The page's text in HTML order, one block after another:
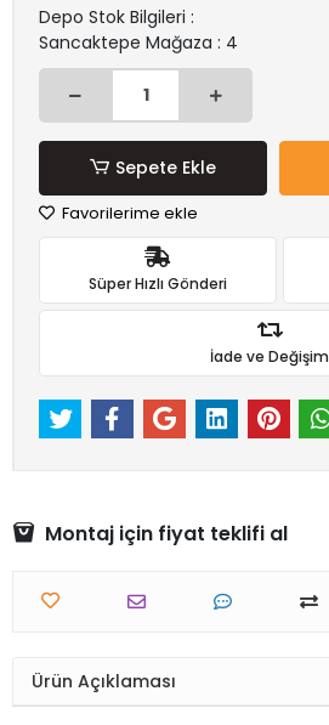
Depo Stok Bilgileri :
Sancaktepe Mağaza : 4
Sepete Ekle
Favorilerime ekle
Süper Hızlı Gönderi
İade ve Değişim
Montaj için fiyat teklifi al
Ürün Açıklaması